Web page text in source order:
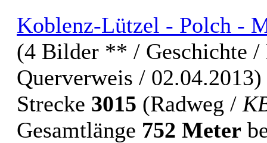
Koblenz-Lützel - Polch -
(4 Bilder ** / Geschichte /
Querverweis / 02.04.2013)
Strecke 3015 (Radweg /
Gesamtlänge 752 Meter